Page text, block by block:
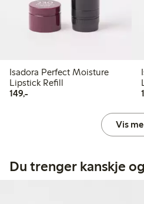
Isadora Perfect Moisture
Lipstick Refill
149,-149,00 kr
Vis
Du trenger kanskje